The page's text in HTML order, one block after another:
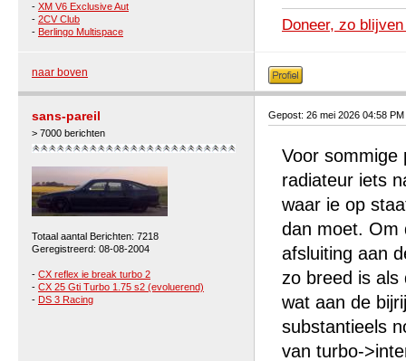
- XM V6 Exclusive Aut
- 2CV Club
- Berlingo Multispace Doneer, zo
naar boven
sans-pareil
> 7000 berichten
Totaal aantal Berichten: 7218
Geregistreerd: 08-08-2004
- CX reflex ie break turbo 2
- CX 25 Gti Turbo 1.75 s2 (evoluerend)
- DS 3 Racing
Gepost: 26 mei 2026 04:58 PM
Voor sommige
radiateur iets
waar ie op
dan moet. Om
afsluiting aan
zo breed is
wat aan de
substantieels
van turbo-